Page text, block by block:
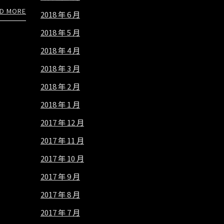
MORE
2018 年 6 月
2018 年 5 月
2018 年 4 月
2018 年 3 月
2018 年 2 月
2018 年 1 月
2017 年 12 月
2017 年 11 月
2017 年 10 月
2017 年 9 月
2017 年 8 月
2017 年 7 月